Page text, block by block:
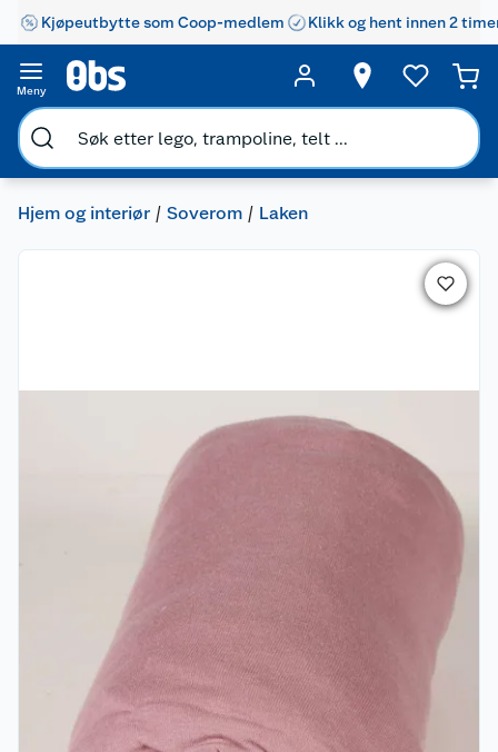
Kjøpeutbytte som Coop-medlem Klikk og hent innen 2
Meny
Hjem og interiør Soverom Laken